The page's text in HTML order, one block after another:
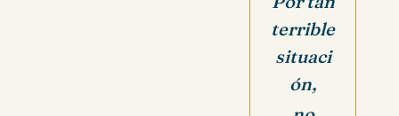
terrible
situaci
ón,